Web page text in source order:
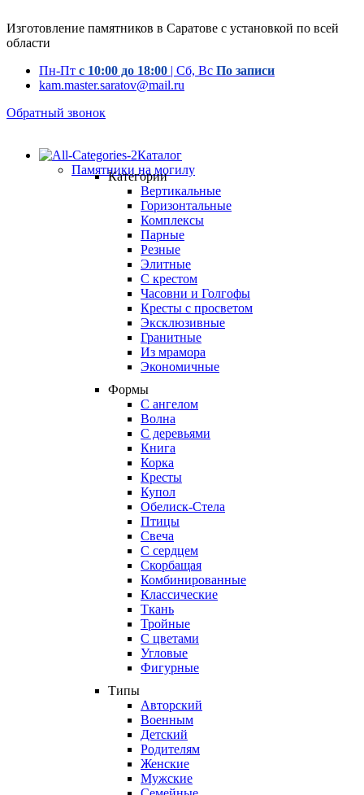
Изготовление памятников в Саратове с установкой по всей
области
Пн-Пт с 10:00 до 18:00 | Сб, Вс По записи
kam.master.saratov@mail.ru
Обратный звонок
Каталог
Памятники на могилу
Категории
Вертикальные
Горизонтальные
Комплексы
Парные
Резные
Элитные
С крестом
Часовни и Голгофы
Кресты с просветом
Эксклюзивные
Гранитные
Из мрамора
Экономичные
Формы
С ангелом
Волна
С деревьями
Книга
Корка
Кресты
Купол
Обелиск-Стела
Птицы
Свеча
С сердцем
Скорбащая
Комбинированные
Классические
Ткань
Тройные
С цветами
Угловые
Фигурные
Типы
Авторский
Военным
Детский
Родителям
Женские
Мужские